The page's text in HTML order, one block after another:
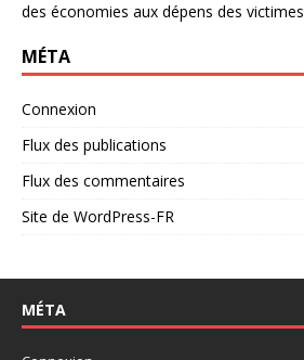
des économies aux dépens des victimes
MÉTA
Connexion
Flux des publications
Flux des commentaires
Site de WordPress-FR
MÉTA